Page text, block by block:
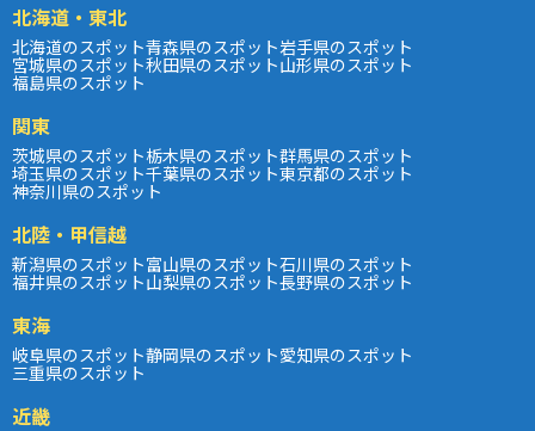
北海道・東北
北海道のスポット青森県のスポット岩手県のスポット
宮城県のスポット秋田県のスポット山形県のスポット
福島県のスポット
関東
茨城県のスポット栃木県のスポット群馬県のスポット
埼玉県のスポット千葉県のスポット東京都のスポット
神奈川県のスポット
北陸・甲信越
新潟県のスポット富山県のスポット石川県のスポット
福井県のスポット山梨県のスポット長野県のスポット
東海
岐阜県のスポット静岡県のスポット愛知県のスポット
三重県のスポット
近畿